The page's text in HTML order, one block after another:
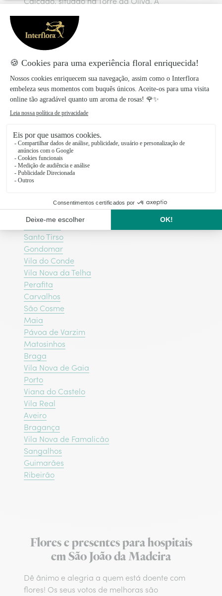
Fábrica Oliva em Welcome Center do Turismo
Industrial e a incubadora Oliva Creative Factory
como polo cultural que inclui o Centro de Arte
da Oliva, com uma coleção única de Arte Bruta,
identidade.
Floristas da rede Interflora nas
principais cidades do Norte de
Valongo do Vouga
Felgueiras
Santo Tirso
Gondomar
Vila do Conde
Vila Nova da Telha
Perafita
Carvalhos
São Cosme
Maia
Pávoa de Varzim
Matosinhos
Braga
Vila Nova de Gaia
Porto
Viana do Castelo
Vila Real
Aveiro
Bragança‎
Vila Nova de Famalicão
Sangalhos
Guimarães
Ribeirão
Flores e presentes para hospitais
em São João da Madeira
Dê ânimo e alegria a quem está doente com
flores! Os seus votos de melhoras são